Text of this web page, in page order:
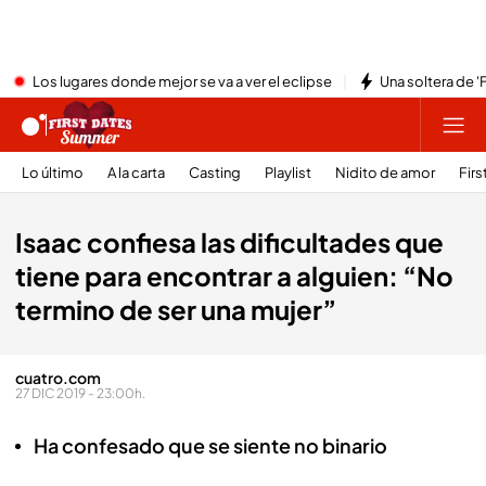
Los lugares donde mejor se va a ver el eclipse Una soltera de
Lo último A la carta Casting Playlist Nidito de amor
Isaac confiesa las dificultades que
tiene para encontrar a alguien: “No
termino de ser una mujer”
cuatro.com
27 DIC 2019 - 23:00h.
Ha confesado que se siente no binario